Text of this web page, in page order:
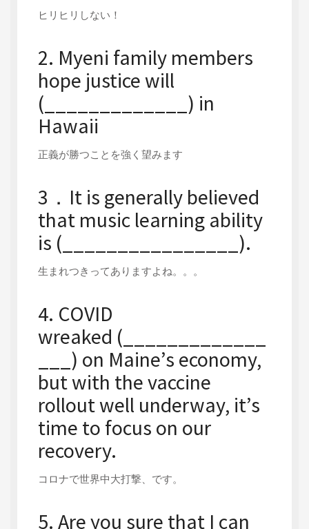
ヒリヒリしない！
2. Myeni family members
hope justice will
(_____________) in
Hawaii
正義が勝つことを強く望みます
3．It is generally believed
that music learning ability
is (________________).
生まれつきってありますよね。。。
4. COVID
wreaked (_____________
___) on Maine’s economy,
but with the vaccine
rollout well underway, it’s
time to focus on our
recovery.
コロナで世界中大打撃、です。
5. Are you sure that I can